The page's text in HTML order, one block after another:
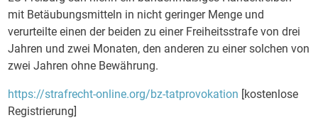
mit Betäubungsmitteln in nicht geringer Menge und
verurteilte einen der beiden zu einer Freiheitsstrafe von drei
Jahren und zwei Monaten, den anderen zu einer solchen von
zwei Jahren ohne Bewährung.
https://strafrecht-online.org/bz-tatprovokation [kostenlose
Registrierung]